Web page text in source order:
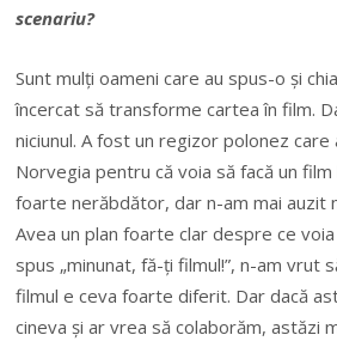
scenariu?
Sunt mulți oameni care au spus-o și
încercat să transforme cartea în film.
niciunul. A fost un regizor polonez care
Norvegia pentru că voia să facă un
foarte nerăbdător, dar n-am mai auzit
Avea un plan foarte clar despre ce
spus „minunat, fă-ți filmul!”, n-am vrut
filmul e ceva foarte diferit. Dar dacă
cineva și ar vrea să colaborăm, astăzi